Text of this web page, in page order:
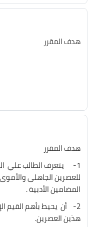
هدف المقرر
هدف المقرر
1- يتعرف الطالب علي
للعصرين الجاهلى
المضامين الأدبية .
2- أن يحيط بأهم القيم
هذين العصرين.